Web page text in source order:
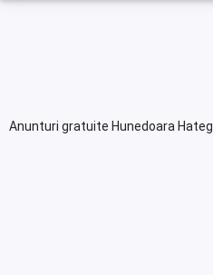
Anunturi gratuite Hunedoara Hateg